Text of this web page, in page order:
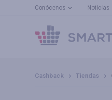
Conócenos Noticias
Cashback Tiendas